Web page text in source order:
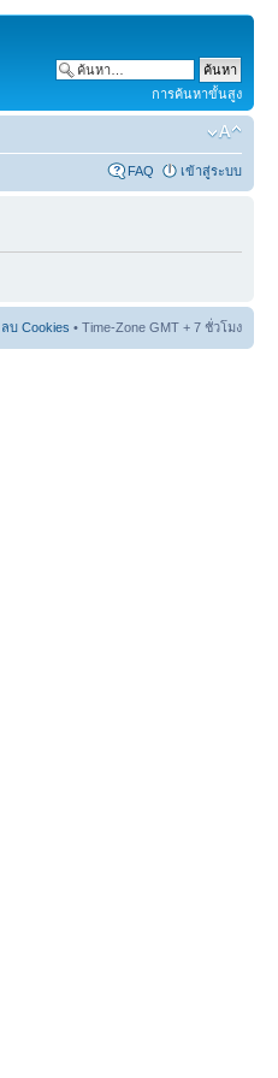
การค้นหาขั้นสูง
FAQ เข้าสู่ระบบ
ลบ Cookies • Time-Zone GMT + 7 ชั่วโมง